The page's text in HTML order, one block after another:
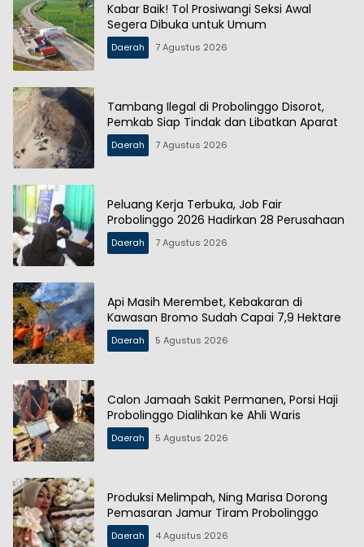
Kabar Baik! Tol Prosiwangi Seksi Awal
Segera Dibuka untuk Umum
Daerah 7 Agustus 2026
Tambang Ilegal di Probolinggo Disorot,
Pemkab Siap Tindak dan Libatkan Aparat
Daerah 7 Agustus 2026
Peluang Kerja Terbuka, Job Fair
Probolinggo 2026 Hadirkan 28 Perusahaan
Daerah 7 Agustus 2026
Api Masih Merembet, Kebakaran di
Kawasan Bromo Sudah Capai 7,9 Hektare
Daerah 5 Agustus 2026
Calon Jamaah Sakit Permanen, Porsi Haji
Probolinggo Dialihkan ke Ahli Waris
Daerah 5 Agustus 2026
Produksi Melimpah, Ning Marisa Dorong
Pemasaran Jamur Tiram Probolinggo
Daerah 4 Agustus 2026